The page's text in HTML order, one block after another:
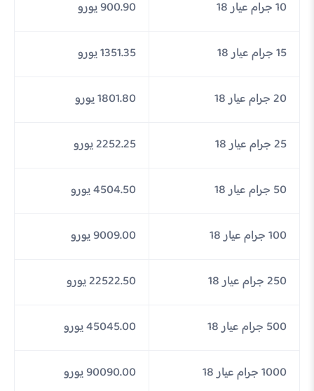
10 جرام عيار 18 900.90 يورو
15 جرام عيار 18 1351.35 يورو
20 جرام عيار 18 1801.80 يورو
25 جرام عيار 18 2252.25 يورو
50 جرام عيار 18 4504.50 يورو
100 جرام عيار 18 9009.00 يورو
250 جرام عيار 18 22522.50 يورو
500 جرام عيار 18 45045.00 يورو
1000 جرام عيار 18 90090.00 يورو